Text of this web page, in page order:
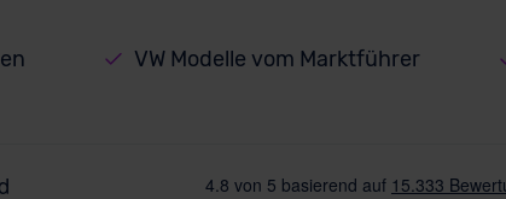
VW Modelle vom Marktführer